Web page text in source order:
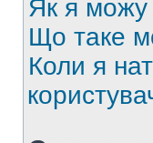
Як я можу
Що таке
Коли я